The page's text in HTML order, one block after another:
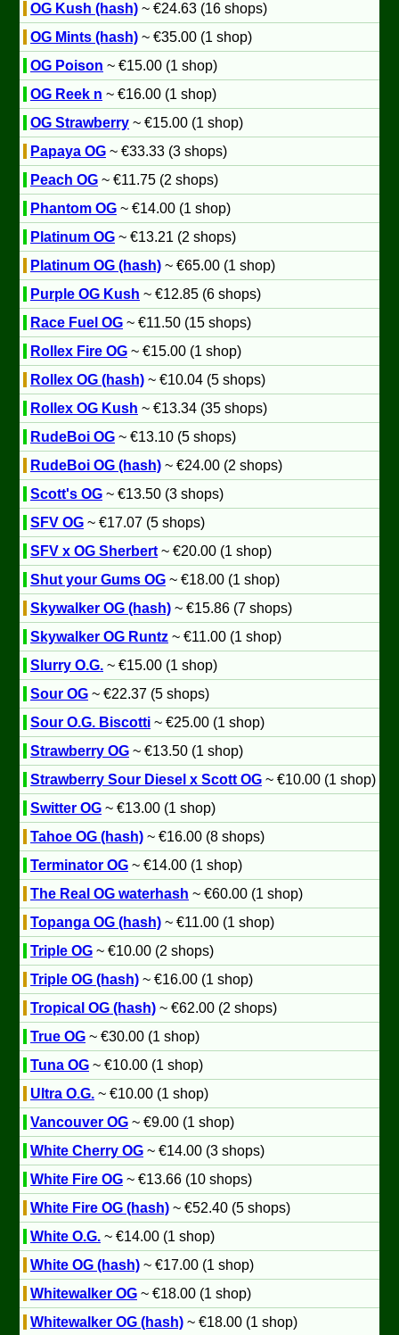
OG Kush (hash) ~ €24.63 (16 shops)
OG Mints (hash) ~ €35.00 (1 shop)
OG Poison ~ €15.00 (1 shop)
OG Reek n ~ €16.00 (1 shop)
OG Strawberry ~ €15.00 (1 shop)
Papaya OG ~ €33.33 (3 shops)
Peach OG ~ €11.75 (2 shops)
Phantom OG ~ €14.00 (1 shop)
Platinum OG ~ €13.21 (2 shops)
Platinum OG (hash) ~ €65.00 (1 shop)
Purple OG Kush ~ €12.85 (6 shops)
Race Fuel OG ~ €11.50 (15 shops)
Rollex Fire OG ~ €15.00 (1 shop)
Rollex OG (hash) ~ €10.04 (5 shops)
Rollex OG Kush ~ €13.34 (35 shops)
RudeBoi OG ~ €13.10 (5 shops)
RudeBoi OG (hash) ~ €24.00 (2 shops)
Scott's OG ~ €13.50 (3 shops)
SFV OG ~ €17.07 (5 shops)
SFV x OG Sherbert ~ €20.00 (1 shop)
Shut your Gums OG ~ €18.00 (1 shop)
Skywalker OG (hash) ~ €15.86 (7 shops)
Skywalker OG Runtz ~ €11.00 (1 shop)
Slurry O.G. ~ €15.00 (1 shop)
Sour OG ~ €22.37 (5 shops)
Sour O.G. Biscotti ~ €25.00 (1 shop)
Strawberry OG ~ €13.50 (1 shop)
Strawberry Sour Diesel x Scott OG ~ €10.00 (1 shop)
Switter OG ~ €13.00 (1 shop)
Tahoe OG (hash) ~ €16.00 (8 shops)
Terminator OG ~ €14.00 (1 shop)
The Real OG waterhash ~ €60.00 (1 shop)
Topanga OG (hash) ~ €11.00 (1 shop)
Triple OG ~ €10.00 (2 shops)
Triple OG (hash) ~ €16.00 (1 shop)
Tropical OG (hash) ~ €62.00 (2 shops)
True OG ~ €30.00 (1 shop)
Tuna OG ~ €10.00 (1 shop)
Ultra O.G. ~ €10.00 (1 shop)
Vancouver OG ~ €9.00 (1 shop)
White Cherry OG ~ €14.00 (3 shops)
White Fire OG ~ €13.66 (10 shops)
White Fire OG (hash) ~ €52.40 (5 shops)
White O.G. ~ €14.00 (1 shop)
White OG (hash) ~ €17.00 (1 shop)
Whitewalker OG ~ €18.00 (1 shop)
Whitewalker OG (hash) ~ €18.00 (1 shop)